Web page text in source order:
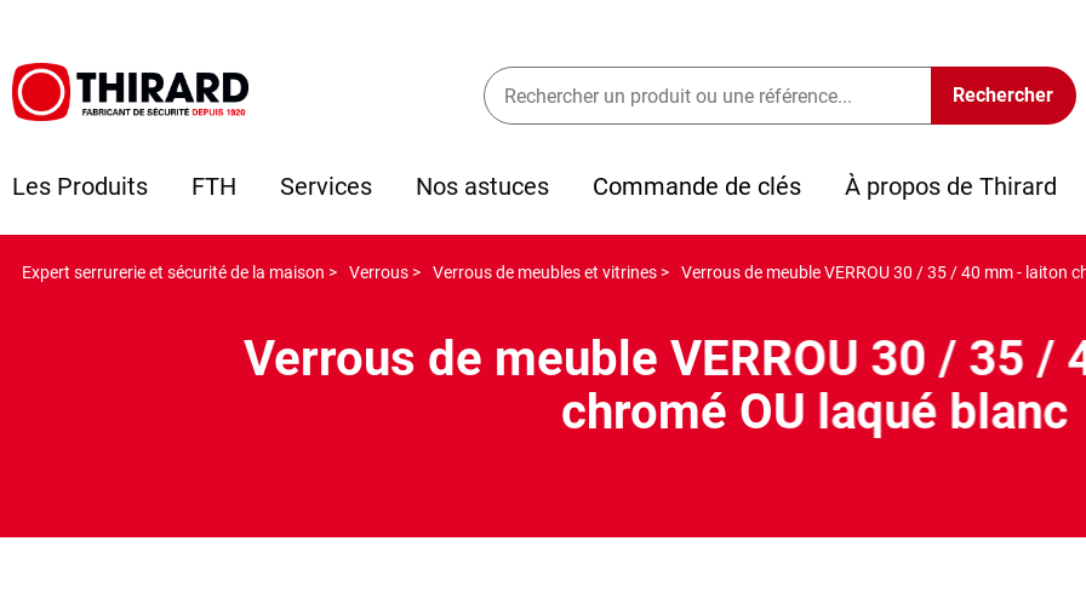
Les Produits FTH Services Nos astuces Commande de clés À propos de Thirard
Expert serrurerie et sécurité de la maison > Verrous > Verrous de meubles et vitrines > Verrous de meuble VERROU 30 / 35 / 40 mm - laiton
Verrous de meuble VERROU 30 / 35 /
chromé OU laqué blanc